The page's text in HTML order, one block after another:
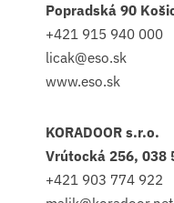
Popradská 90
+421 915 940 000
licak@eso.sk
www.eso.sk
KORADOOR s.r.o.
Vrútocká 256, 038
+421 903 774 922